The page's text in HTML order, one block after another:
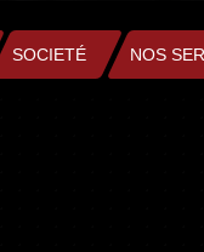
SOCIETÉ NOS